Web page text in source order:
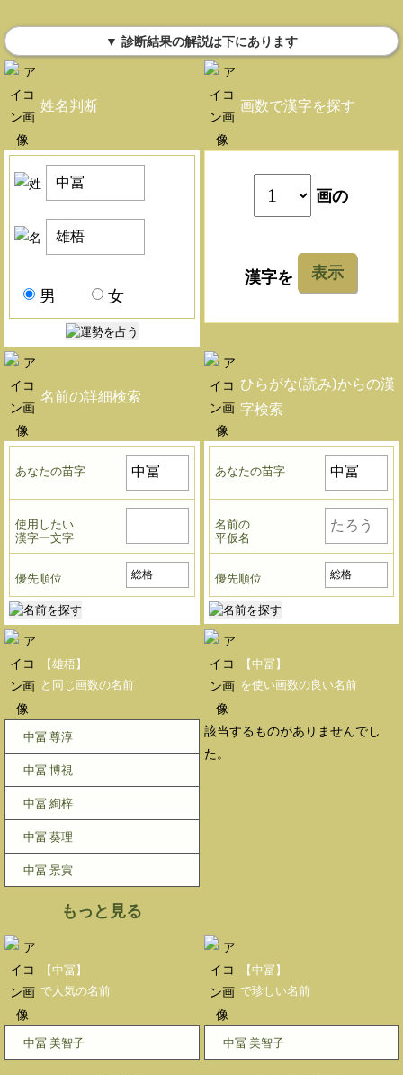
▼ 診断結果の解説は下にあります
姓名判断
男 女
画数で漢字を探す
画の
漢字を 表示
名前の詳細検索
あなたの苗字
使用したい
漢字一文字
優先順位
ひらがな(読み)からの漢
字検索
あなたの苗字
名前の
平仮名
優先順位
【雄梧】
と同じ画数の名前
中冨 尊淳
中冨 博視
中冨 絢梓
中冨 葵理
中冨 景寅
もっと見る
【中冨】
を使い画数の良い名前
該当するものがありませんでし
た。
【中冨】
で人気の名前
中冨 美智子
【中冨】
で珍しい名前
中冨 美智子